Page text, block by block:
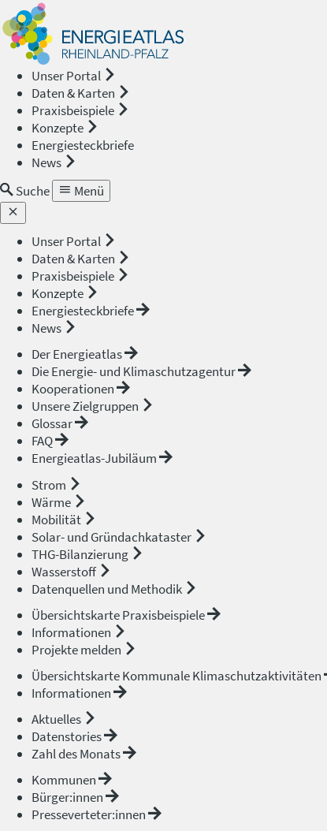
Unser Portal
Daten & Karten
Praxisbeispiele
Konzepte
Energiesteckbriefe
News
Suche
Menü
Unser Portal
Daten & Karten
Praxisbeispiele
Konzepte
Energiesteckbriefe
News
Der Energieatlas
Die Energie- und Klimaschutzagentur
Kooperationen
Unsere Zielgruppen
Glossar
FAQ
Energieatlas-Jubiläum
Strom
Wärme
Mobilität
Solar- und Gründachkataster
THG-Bilanzierung
Wasserstoff
Datenquellen und Methodik
Übersichtskarte Praxisbeispiele
Informationen
Projekte melden
Übersichtskarte Kommunale Klimaschutzaktivitäten
Informationen
Aktuelles
Datenstories
Zahl des Monats
Kommunen
Bürger:innen
Presseverteter:innen